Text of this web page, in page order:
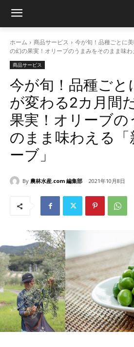
ホーム 商品サービス
今が旬！品種ごとに
の幻の果実！オリーブのうまみをそのまま味わ
商品サービス
今が旬！品種ごと
が変わる2カ月間
果実！オリーブの
のまま味わえる「
ーブ」
By 農林水産.com 編集部 2021年10月8日